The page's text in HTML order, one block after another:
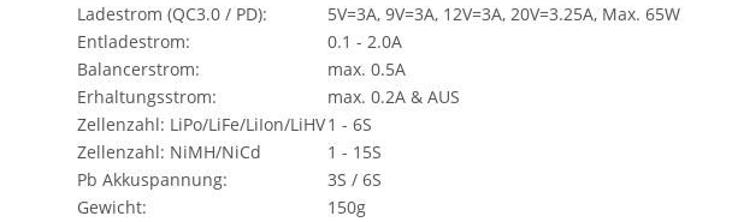
Ladestrom (QC3.0 / PD):
5V=3A, 9V=3A, 12V=3A, 20V=3.25A, Max. 65W
Entladestrom:
0.1 - 2.0A
Balancerstrom:
max. 0.5A
Erhaltungsstrom:
max. 0.2A & AUS
Zellenzahl: LiPo/LiFe/LiIon/LiHV1 - 6S
Zellenzahl: NiMH/NiCd
1 - 15S
Pb Akkuspannung:
3S / 6S
Gewicht:
150g